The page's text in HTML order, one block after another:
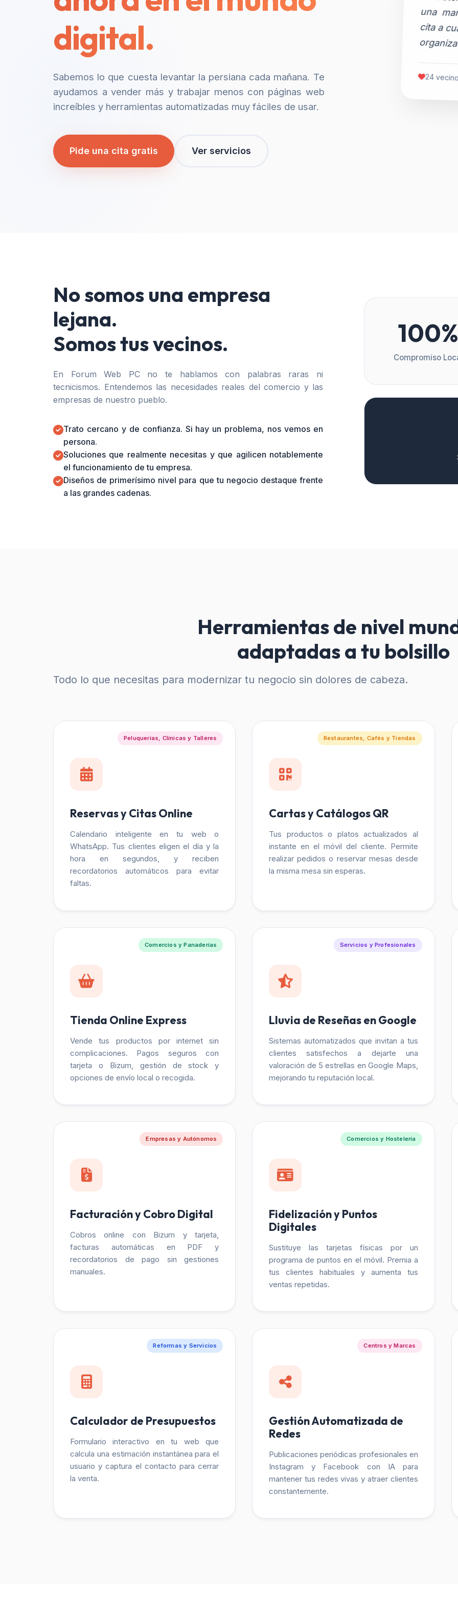
digital.
Sabemos lo que cuesta levantar la persiana cada mañana. Te
ayudamos a vender más y trabajar menos con páginas web
increíbles y herramientas automatizadas muy fáciles de usar.
Pide una cita gratis Ver servicios
24
No somos una empresa
lejana.
Somos tus vecinos.
En Forum Web PC no te hablamos con palabras raras ni
tecnicismos. Entendemos las necesidades reales del comercio y las
empresas de nuestro pueblo.
Trato cercano y de confianza. Si hay un problema, nos vemos en
persona.
Soluciones que realmente necesitas y que agilicen notablemente
el funcionamiento de tu empresa.
Diseños de primerísimo nivel para que tu negocio destaque frente
a las grandes cadenas.
100%
Compromiso
Herramientas de nivel
adaptadas a tu bolsillo
Todo lo que necesitas para modernizar tu negocio sin dolores de cabeza.
Peluquerías, Clínicas y Talleres
Reservas y Citas Online
Calendario inteligente en tu web o
WhatsApp. Tus clientes eligen el día y la
hora en segundos, y reciben
recordatorios automáticos para evitar
faltas.
Restaurantes, Cafés y Tiendas
Cartas y Catálogos QR
Tus productos o platos actualizados al
instante en el móvil del cliente. Permite
realizar pedidos o reservar mesas desde
la misma mesa sin esperas.
Comercios y Panaderías
Tienda Online Express
Vende tus productos por internet sin
complicaciones. Pagos seguros con
tarjeta o Bizum, gestión de stock y
opciones de envío local o recogida.
Servicios y Profesionales
Lluvia de Reseñas en Google
Sistemas automatizados que invitan a tus
clientes satisfechos a dejarte una
valoración de 5 estrellas en Google Maps,
mejorando tu reputación local.
Empresas y Autónomos
Facturación y Cobro Digital
Cobros online con Bizum y tarjeta,
facturas automáticas en PDF y
recordatorios de pago sin gestiones
manuales.
Comercios y Hostelería
Fidelización y Puntos
Digitales
Sustituye las tarjetas físicas por un
programa de puntos en el móvil. Premia a
tus clientes habituales y aumenta tus
ventas repetidas.
Reformas y Servicios
Calculador de Presupuestos
Formulario interactivo en tu web que
calcula una estimación instantánea para el
usuario y captura el contacto para cerrar
la venta.
Centros y Marcas
Gestión Automatizada de
Redes
Publicaciones periódicas profesionales en
Instagram y Facebook con IA para
mantener tus redes vivas y atraer clientes
constantemente.